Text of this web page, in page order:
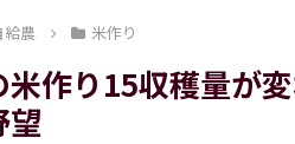
給農 米作り
米作り15収穫量が
望